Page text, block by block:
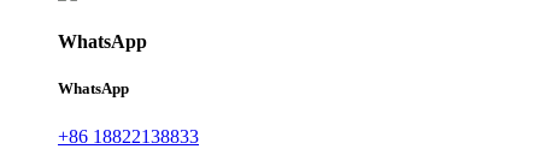
WhatsApp
WhatsApp
+86 18822138833